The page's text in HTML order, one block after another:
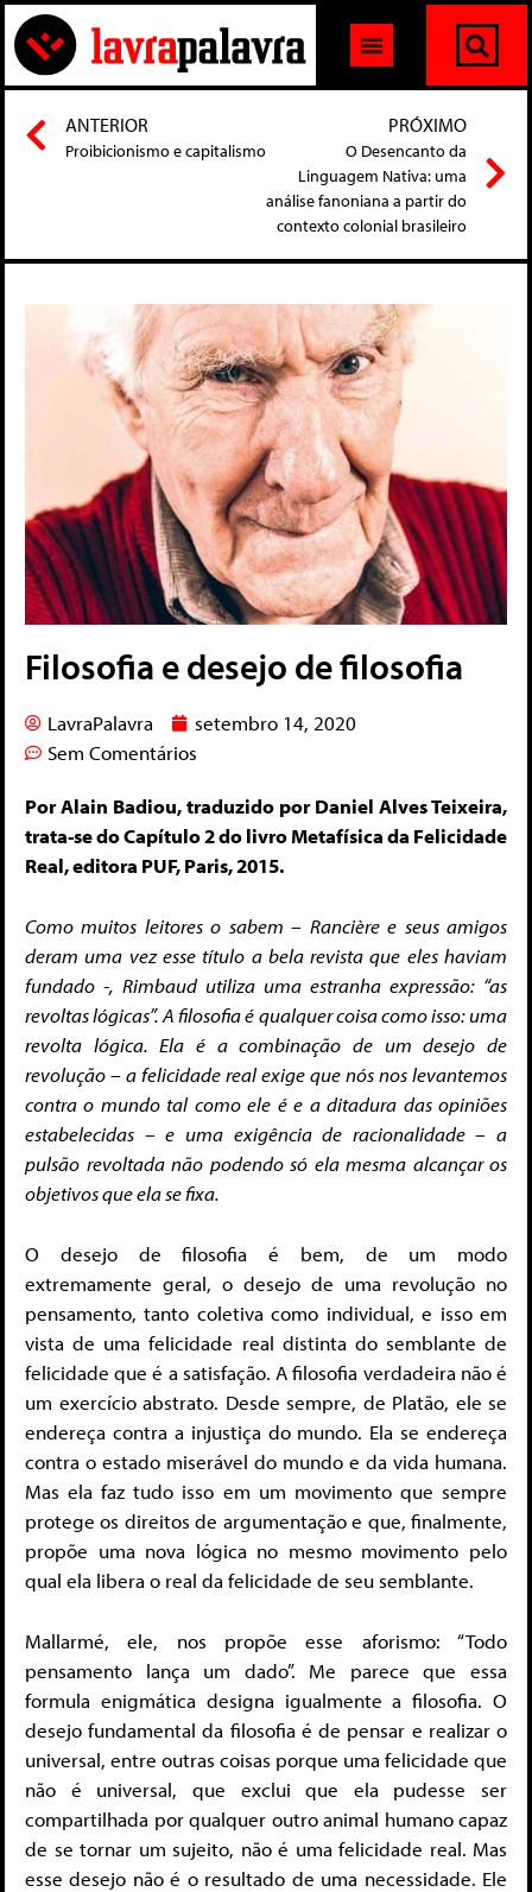
ANTERIOR
Proibicionismo e capitalismo
PRÓXIMO
O Desencanto da
Linguagem Nativa: uma
análise fanoniana a partir do
contexto colonial brasileiro
Filosofia e desejo de filosofia
LavraPalavra
setembro 14, 2020
Sem Comentários
Por Alain Badiou, traduzido por Daniel Alves Teixeira,
trata-se do Capítulo 2 do livro Metafísica da Felicidade
Real, editora PUF, Paris, 2015.
Como muitos leitores o sabem – Rancière e seus amigos
deram uma vez esse título a bela revista que eles haviam
fundado -, Rimbaud utiliza uma estranha expressão: “as
revoltas lógicas”. A filosofia é qualquer coisa como isso: uma
revolta lógica. Ela é a combinação de um desejo de
revolução – a felicidade real exige que nós nos levantemos
contra o mundo tal como ele é e a ditadura das opiniões
estabelecidas – e uma exigência de racionalidade – a
pulsão revoltada não podendo só ela mesma alcançar os
objetivos que ela se fixa.
O desejo de filosofia é bem, de um modo
extremamente geral, o desejo de uma revolução no
pensamento, tanto coletiva como individual, e isso em
vista de uma felicidade real distinta do semblante de
felicidade que é a satisfação. A filosofia verdadeira não é
um exercício abstrato. Desde sempre, de Platão, ele se
endereça contra a injustiça do mundo. Ela se endereça
contra o estado miserável do mundo e da vida humana.
Mas ela faz tudo isso em um movimento que sempre
protege os direitos de argumentação e que, finalmente,
propõe uma nova lógica no mesmo movimento pelo
qual ela libera o real da felicidade de seu semblante.
Mallarmé, ele, nos propõe esse aforismo: “Todo
pensamento lança um dado”. Me parece que essa
formula enigmática designa igualmente a filosofia. O
desejo fundamental da filosofia é de pensar e realizar o
universal, entre outras coisas porque uma felicidade que
não é universal, que exclui que ela pudesse ser
compartilhada por qualquer outro animal humano capaz
de se tornar um sujeito, não é uma felicidade real. Mas
esse desejo não é o resultado de uma necessidade. Ele